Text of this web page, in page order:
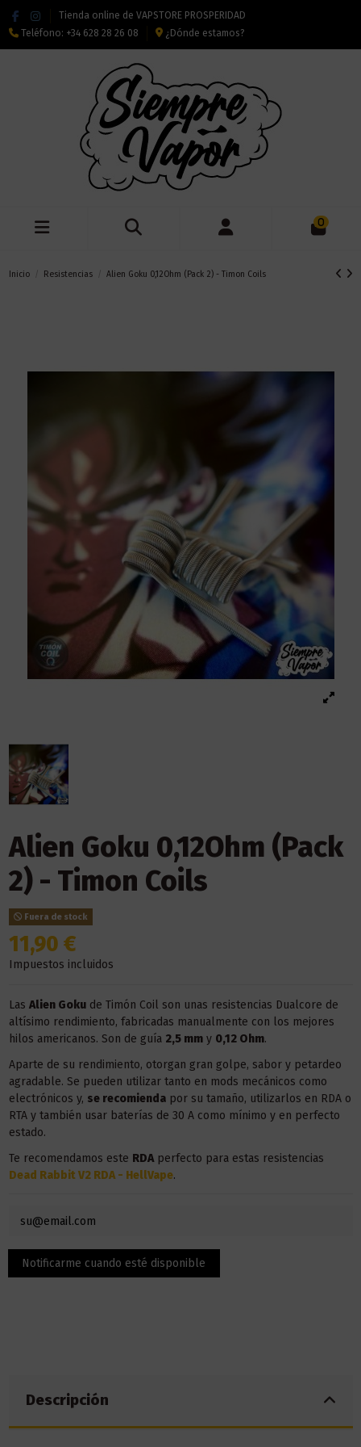
Tienda online de VAPSTORE PROSPERIDAD
Teléfono: +34 628 28 26 08 ¿Dónde estamos?
0
Inicio Resistencias Alien Goku 0,12Ohm (Pack 2) - Timon Coils
Alien Goku 0,12Ohm (Pack
2) - Timon Coils
Fuera de stock
11,90 €
Impuestos incluidos
Las Alien Gokude Timón Coil son unas resistencias Dualcore de
altísimo rendimiento, fabricadas manualmente con los mejores
hilos americanos. Son de guía 2,5 mmy 0,12 Ohm.
Aparte de su rendimiento, otorgan gran golpe, sabor y petardeo
agradable. Se pueden utilizar tanto en mods mecánicos como
electrónicos y, se recomiendapor su tamaño, utilizarlos en RDA o
RTA y también usar baterías de 30 A como mínimo y en perfecto
estado.
Te recomendamos este RDAperfecto para estas resistencias
Dead Rabbit V2 RDA - HellVape.
Descripción